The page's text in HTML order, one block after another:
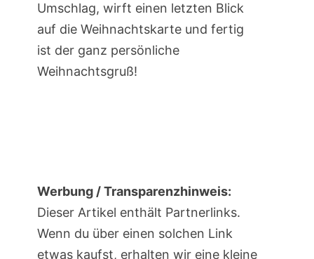
Umschlag, wirft einen letzten Blick
auf die Weihnachtskarte und fertig
ist der ganz persönliche
Weihnachtsgruß!
Werbung / Transparenzhinweis:
Dieser Artikel enthält Partnerlinks.
Wenn du über einen solchen Link
etwas kaufst, erhalten wir eine kleine